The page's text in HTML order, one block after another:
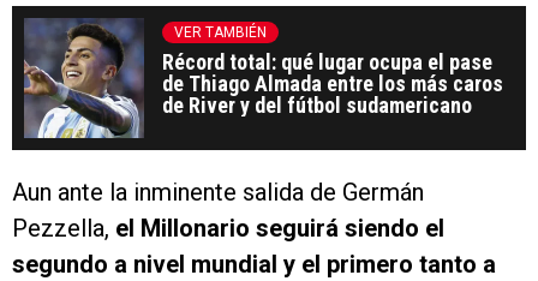
VER TAMBIÉN
Récord total: qué lugar ocupa el pase
de Thiago Almada entre los más caros
de River y del fútbol sudamericano
Aun ante la inminente salida de Germán
Pezzella, el Millonario seguirá siendo el
segundo a nivel mundial y el primero tanto a